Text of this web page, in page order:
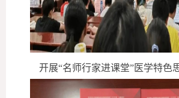
开展“名师行家进课堂”医学特色